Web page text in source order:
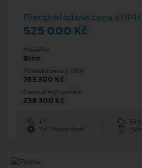
Předpokládaná cena s DPH
525 000 Kč
Pobočka
Brno
Původní cena s DPH
763 300 Kč
Cenové zvýhodnění
238 300 Kč
1 l
92
7st. Powershift